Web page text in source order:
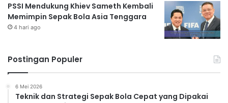
PSSI Mendukung Khiev Sameth Kembali
Memimpin Sepak Bola Asia Tenggara
4 hari ago
Postingan Populer
6 Mei 2026
Teknik dan Strategi Sepak Bola Cepat yang Dipakai